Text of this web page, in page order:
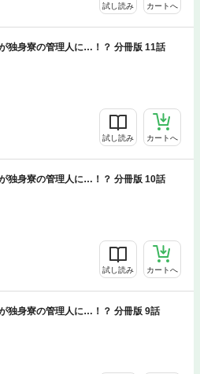
試し読み カートへ
独身寮の管理人に…！？ 分冊版 11話
試し読み カートへ
独身寮の管理人に…！？ 分冊版 10話
試し読み カートへ
独身寮の管理人に…！？ 分冊版 9話